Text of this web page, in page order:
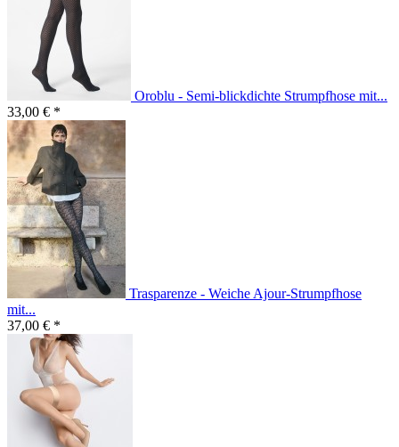
Oroblu - Semi-blickdichte Strumpfhose mit...
33,00 € *
Trasparenze - Weiche Ajour-Strumpfhose
mit...
37,00 € *